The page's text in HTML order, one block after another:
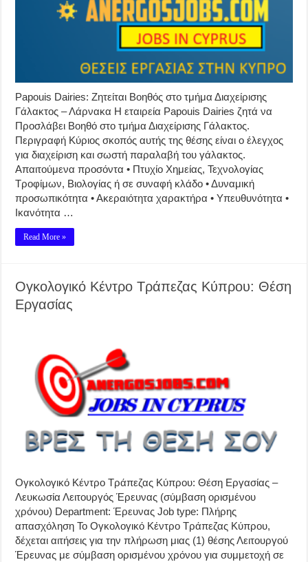
Papouis Dairies: Ζητείται Βοηθός στο τμήμα Διαχείρισης
Γάλακτος – Λάρνακα Η εταιρεία Papouis Dairies ζητά να
Προσλάβει Βοηθό στο τμήμα Διαχείρισης Γάλακτος.
Περιγραφή Κύριος σκοπός αυτής της θέσης είναι ο έλεγχος
για διαχείριση και σωστή παραλαβή του γάλακτος.
Απαιτούμενα προσόντα • Πτυχίο Χημείας, Τεχνολογίας
Τροφίμων, Βιολογίας ή σε συναφή κλάδο • Δυναμική
προσωπικότητα • Ακεραιότητα χαρακτήρα • Υπευθυνότητα •
Ικανότητα …
Read More »
Ογκολογικό Κέντρο Τράπεζας Κύπρου: Θέση
Εργασίας
Ογκολογικό Κέντρο Τράπεζας Κύπρου: Θέση Εργασίας –
Λευκωσία Λειτουργός Έρευνας (σύμβαση ορισμένου
χρόνου) Department: Έρευνας Job type: Πλήρης
απασχόληση Το Ογκολογικό Κέντρο Τράπεζας Κύπρου,
δέχεται αιτήσεις για την πλήρωση μιας (1) θέσης Λειτουργού
Έρευνας με σύμβαση ορισμένου χρόνου για συμμετοχή σε